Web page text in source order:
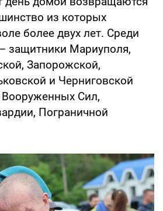
из которых
более двух лет. Среди
защитники Мариуполя,
Запорожской,
и Черниговской
Сил,
Пограничной